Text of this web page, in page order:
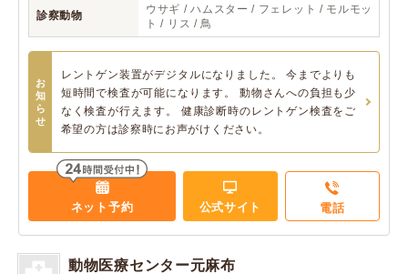
診察動物
ウサギ / ハムスター / フェレット / モルモッ
ト / リス / 鳥
お
知
ら
せ
レントゲン装置がデジタルになりました。 今までよりも
短時間で検査が可能になります。 動物さんへの負担も少
なく検査が行えます。 健康診断時のレントゲン検査をご
希望の方は診察時にお声がけください。
ネット予約 公式サイト 電話
動物医療センター元麻布